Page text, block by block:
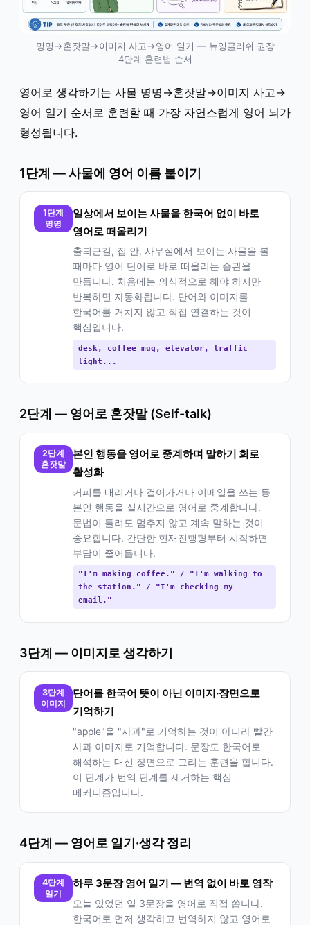
명명→혼잣말→이미지 사고→영어 일기 — 뉴잉글리쉬 권장
4단계 훈련법 순서
영어로 생각하기는 사물 명명→혼잣말→이미지 사고→
영어 일기 순서로 훈련할 때 가장 자연스럽게 영어 뇌가
형성됩니다.
1단계 — 사물에 영어 이름 붙이기
1단계
명명
일상에서 보이는 사물을 한국어 없이 바로
영어로 떠올리기
출퇴근길, 집 안, 사무실에서 보이는 사물을 볼
때마다 영어 단어로 바로 떠올리는 습관을
만듭니다. 처음에는 의식적으로 해야 하지만
반복하면 자동화됩니다. 단어와 이미지를
한국어를 거치지 않고 직접 연결하는 것이
핵심입니다.
desk, coffee mug, elevator, traffic
light...
2단계 — 영어로 혼잣말 (Self-talk)
2단계
혼잣말
본인 행동을 영어로 중계하며 말하기 회로
활성화
커피를 내리거나 걸어가거나 이메일을 쓰는 등
본인 행동을 실시간으로 영어로 중계합니다.
문법이 틀려도 멈추지 않고 계속 말하는 것이
중요합니다. 간단한 현재진행형부터 시작하면
부담이 줄어듭니다.
"I'm making coffee." / "I'm walking to
the station." / "I'm checking my
email."
3단계 — 이미지로 생각하기
3단계
이미지
단어를 한국어 뜻이 아닌 이미지·장면으로
기억하기
"apple"을 "사과"로 기억하는 것이 아니라 빨간
사과 이미지로 기억합니다. 문장도 한국어로
해석하는 대신 장면으로 그리는 훈련을 합니다.
이 단계가 번역 단계를 제거하는 핵심
메커니즘입니다.
4단계 — 영어로 일기·생각 정리
4단계
일기
하루 3문장 영어 일기 — 번역 없이 바로 영작
오늘 있었던 일 3문장을 영어로 직접 씁니다.
한국어로 먼저 생각하고 번역하지 않고 영어로